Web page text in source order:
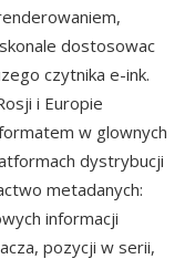
dostosowac
czytnika e-ink.
i Europie
w glownych
dystrybucji
metadanych:
informacji
pozycji w serii,